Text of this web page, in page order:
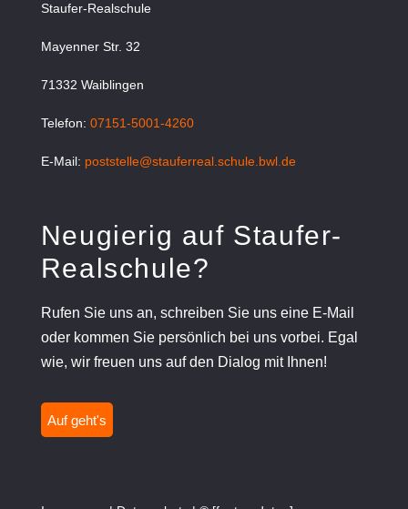
Staufer-Realschule
Mayenner Str. 32
71332 Waiblingen
Telefon: 07151-5001-4260
E-Mail: poststelle@stauferreal.schule.bwl.de
Neugierig auf Staufer-
Realschule?
Rufen Sie uns an, schreiben Sie uns eine E-Mail
oder kommen Sie persönlich bei uns vorbei. Egal
wie, wir freuen uns auf den Dialog mit Ihnen!
Auf geht's